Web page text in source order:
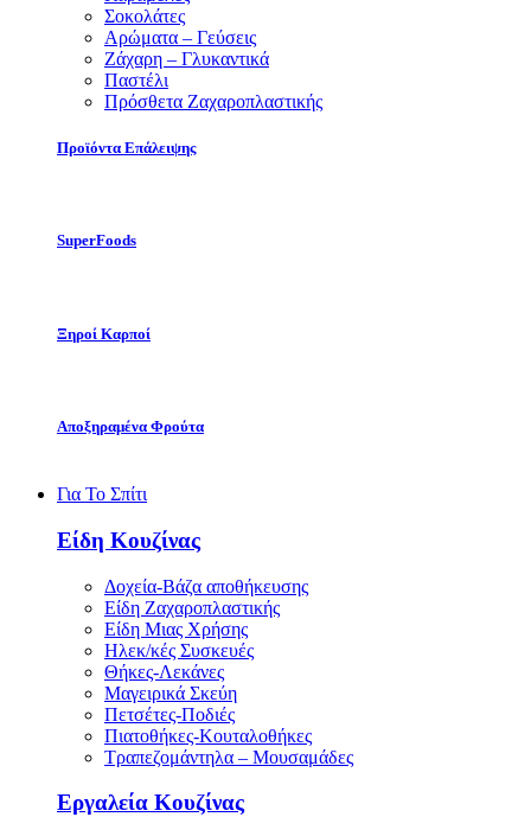
Σοκολάτες
Αρώματα – Γεύσεις
Ζάχαρη – Γλυκαντικά
Παστέλι
Πρόσθετα Ζαχαροπλαστικής
Προϊόντα Επάλειψης
SuperFoods
Ξηροί Καρποί
Αποξηραμένα Φρούτα
Για Το Σπίτι
Είδη Κουζίνας
Δοχεία-Βάζα αποθήκευσης
Είδη Ζαχαροπλαστικής
Είδη Μιας Χρήσης
Ηλεκ/κές Συσκευές
Θήκες-Λεκάνες
Μαγειρικά Σκεύη
Πετσέτες-Ποδιές
Πιατοθήκες-Κουταλοθήκες
Τραπεζομάντηλα – Μουσαμάδες
Εργαλεία Κουζίνας